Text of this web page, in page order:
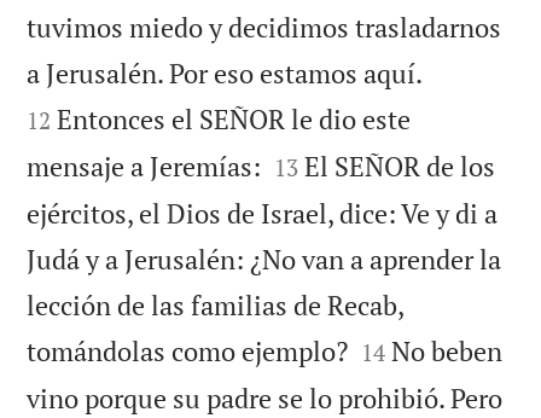
tuvimos miedo y decidimos trasladarnos
a Jerusalén. Por eso estamos aquí.
12 Entonces el SEÑOR le dio este
mensaje a Jeremías: 

13 El SEÑOR de los
ejércitos, el Dios de Israel, dice: Ve y di a
Judá y a Jerusalén: ¿No van a aprender la
lección de las familias de Recab,
tomándolas como ejemplo?
14 No beben
vino porque su padre se lo prohibió. Pero